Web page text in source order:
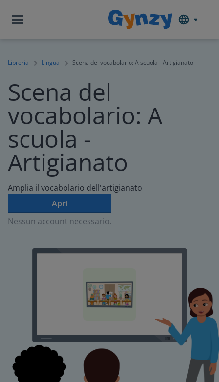
Libreria Lingua Scena del vocabolario: A scuola - Artigianato
Scena del
vocabolario: A
scuola -
Artigianato
Amplia il vocabolario dell'artigianato
Apri
Nessun account necessario.